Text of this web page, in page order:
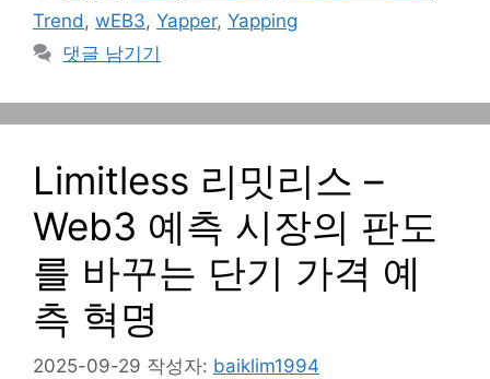
리
그
Trend , wEB3, Yapper, Yapping
댓글 남기기
Limitless 리밋리스 –
Web3 예측 시장의 판도
를 바꾸는 단기 가격 예
측 혁명
2025-09-29 작성자: baiklim1994